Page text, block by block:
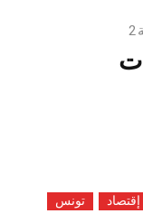
إقتصاد تونس